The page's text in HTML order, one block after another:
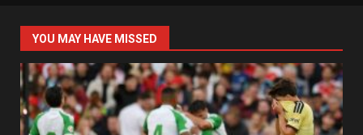
YOU MAY HAVE MISSED